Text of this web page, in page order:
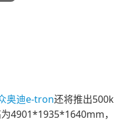
奥迪e-tron还将推出
4901*1935*1640mm